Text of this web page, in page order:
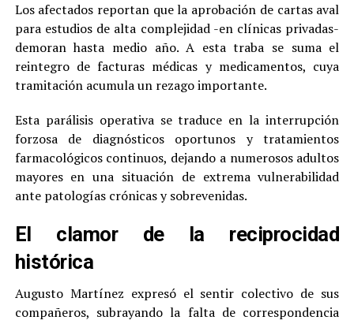
Los afectados reportan que la aprobación de cartas aval
para estudios de alta complejidad -en clínicas privadas-
demoran hasta medio año. A esta traba se suma el
reintegro de facturas médicas y medicamentos, cuya
tramitación acumula un rezago importante.
Esta parálisis operativa se traduce en la interrupción
forzosa de diagnósticos oportunos y tratamientos
farmacológicos continuos, dejando a numerosos adultos
mayores en una situación de extrema vulnerabilidad
ante patologías crónicas y sobrevenidas.
El clamor de la reciprocidad
histórica
Augusto Martínez expresó el sentir colectivo de sus
compañeros, subrayando la falta de correspondencia